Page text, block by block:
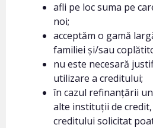
afli pe loc suma pe
noi;
acceptăm o gamă
familiei și/sau
nu este necesară
utilizare a creditului;
în cazul refinanțării
alte instituții de credit,
creditului solicitat